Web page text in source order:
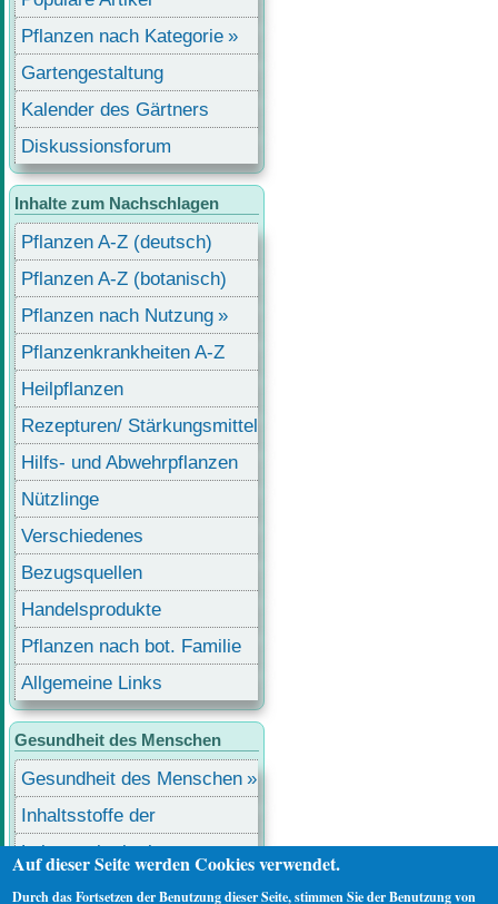
Pflanzen nach Kategorie
Gartengestaltung
Kalender des Gärtners
Diskussionsforum
Inhalte zum Nachschlagen
Pflanzen A-Z (deutsch)
Pflanzen A-Z (botanisch)
Pflanzen nach Nutzung
Pflanzenkrankheiten A-Z
Heilpflanzen
Rezepturen/ Stärkungsmittel
Hilfs- und Abwehrpflanzen
Nützlinge
Verschiedenes
Bezugsquellen
Handelsprodukte
Pflanzen nach bot. Familie
Allgemeine Links
Gesundheit des Menschen
Gesundheit des Menschen
Inhaltsstoffe der
Lebensmittel
Lebensmittel mit
Inhaltsstoffen
Auf dieser Seite werden Cookies verwendet.
Durch das Fortsetzen der Benutzung dieser Seite, stimmen Sie der Benutzung von